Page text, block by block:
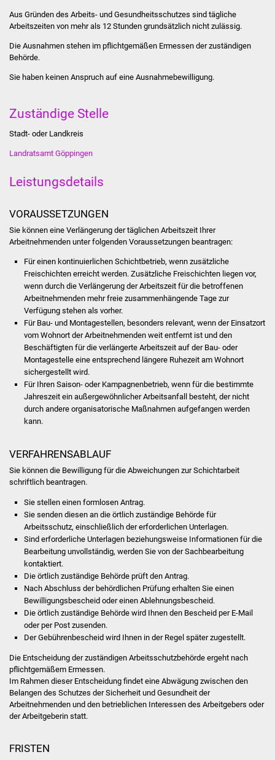
Projekte
Was erledige ich wo
Dienstleistungen
Lebenslagen
Formulare
Bürgerinfos
Schulen
Soziale Einrichtungen
Kirchen
Lokale Agenda
Jugendhaus
Fachteam Jugend
Kinder- und
Familienzentrum
Stadtwerke
Aus Gründen des Arbeits- und Gesundheitsschutzes sind tägliche
Arbeitszeiten von mehr als 12 Stunden grundsätzlich nicht zulässig.
Die Ausnahmen stehen im pflichtgemäßen Ermessen der zuständigen
Behörde.
Sie haben keinen Anspruch auf eine Ausnahmebewilligung.
Zuständige Stelle
Stadt- oder Landkreis
Landratsamt Göppingen
Leistungsdetails
VORAUSSETZUNGEN
Sie können eine Verlängerung der täglichen Arbeitszeit Ihrer
Arbeitnehmenden unter folgenden Voraussetzungen beantragen:
Für einen kontinuierlichen Schichtbetrieb, wenn zusätzliche
Freischichten erreicht werden. Zusätzliche Freischichten liegen vor,
wenn durch die Verlängerung der Arbeitszeit für die betroffenen
Arbeitnehmenden mehr freie zusammenhängende Tage zur
Verfügung stehen als vorher.
Für Bau- und Montagestellen, besonders relevant, wenn der Einsatzort
vom Wohnort der Arbeitnehmenden weit entfernt ist und den
Beschäftigten für die verlängerte Arbeitszeit auf der Bau- oder
Montagestelle eine entsprechend längere Ruhezeit am Wohnort
sichergestellt wird.
Für Ihren Saison- oder Kampagnenbetrieb, wenn für die bestimmte
Jahreszeit ein außergewöhnlicher Arbeitsanfall besteht, der nicht
durch andere organisatorische Maßnahmen aufgefangen werden
kann.
VERFAHRENSABLAUF
Sie können die Bewilligung für die Abweichungen zur Schichtarbeit
schriftlich beantragen.
Sie stellen einen formlosen Antrag.
Sie senden diesen an die örtlich zuständige Behörde für
Arbeitsschutz, einschließlich der erforderlichen Unterlagen.
Sind erforderliche Unterlagen beziehungsweise Informationen für die
Bearbeitung unvollständig, werden Sie von der Sachbearbeitung
kontaktiert.
Die örtlich zuständige Behörde prüft den Antrag.
Nach Abschluss der behördlichen Prüfung erhalten Sie einen
Bewilligungsbescheid oder einen Ablehnungsbescheid.
Die örtlich zuständige Behörde wird Ihnen den Bescheid per E-Mail
oder per Post zusenden.
Der Gebührenbescheid wird Ihnen in der Regel später zugestellt.
Die Entscheidung der zuständigen Arbeitsschutzbehörde ergeht nach
pflichtgemäßem Ermessen.
Im Rahmen dieser Entscheidung findet eine Abwägung zwischen den
Belangen des Schutzes der Sicherheit und Gesundheit der
Arbeitnehmenden und den betrieblichen Interessen des Arbeitgebers oder
der Arbeitgeberin statt.
FRISTEN